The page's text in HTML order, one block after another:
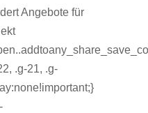
Angebote für
.g-21, .g-